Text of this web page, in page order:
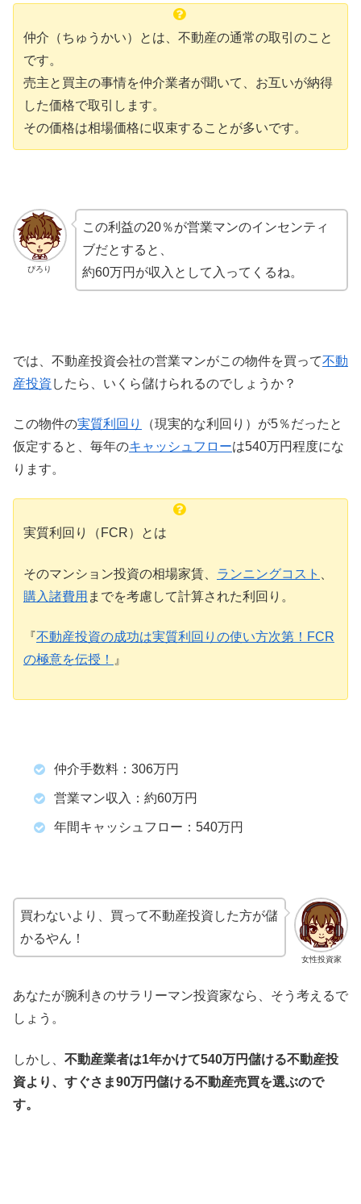
仲介（ちゅうかい）とは、不動産の通常の取引のこと
です。
売主と買主の事情を仲介業者が聞いて、お互いが納得
した価格で取引します。
その価格は相場価格に収束することが多いです。
ぴろり
この利益の20％が営業マンのインセンティ
ブだとすると、
約60万円が収入として入ってくるね。
では、不動産投資会社の営業マンがこの物件を買って不動
産投資 したら、いくら儲けられるのでしょうか？
この物件の実質利回り
（現実的な利回り）が5％だったと
仮定すると、毎年のキャッシュフローは540万円程度にな
ります。
実質利回り（FCR）とは
そのマンション投資の相場家賃、 ランニングコスト
購入諸費用 までを考慮して計算された利回り。
『不動産投資の成功は実質利回りの使い方次第！FCR
の極意を伝授！
』
仲介手数料：306万円
営業マン収入：約60万円
年間キャッシュフロー：540万円
女性投資家
買わないより、買って不動産投資した方が儲
かるやん！
あなたが腕利きのサラリーマン投資家なら、そう考えるで
しょう。
しかし、 不動産業者は1年かけて540万円儲ける不動産投
資より、すぐさま90万円儲ける不動産売買を選ぶので
す。